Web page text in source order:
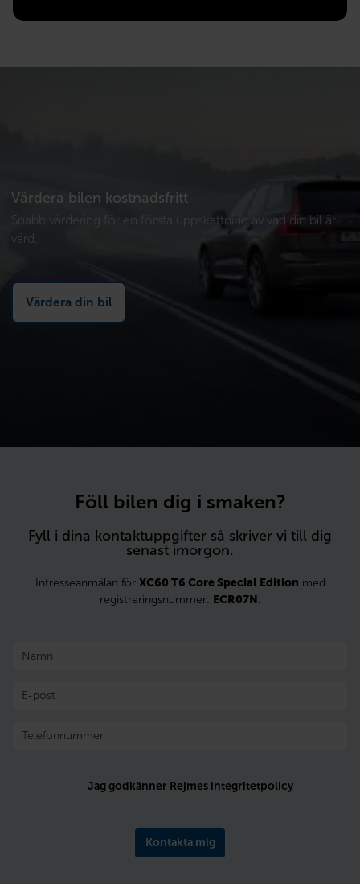
Värdera bilen kostnadsfritt
Snabb värdering för en första uppskattning av vad din bil är
värd.
Värdera din bil
Föll bilen dig i smaken?
Fyll i dina kontaktuppgifter så skriver vi till dig
senast imorgon.
Intresseanmälan för XC60 T6 Core Special Edition med
registreringsnummer: ECR07N.
Jag godkänner Rejmes integritetpolicy
Kontakta mig